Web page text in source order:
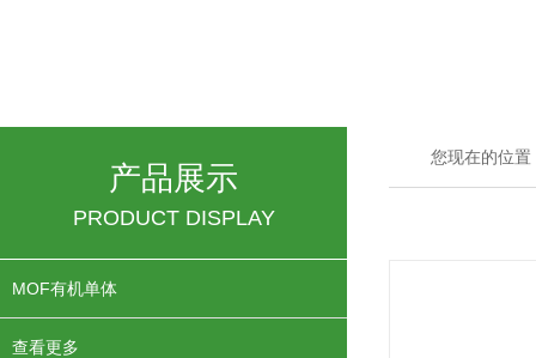
产品展示
PRODUCT DISPLAY
MOF有机单体
查看更多
您现在的位置